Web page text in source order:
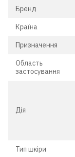
Бренд
Країна
Призначення
Область
застосування
Дія
Тип шкіри